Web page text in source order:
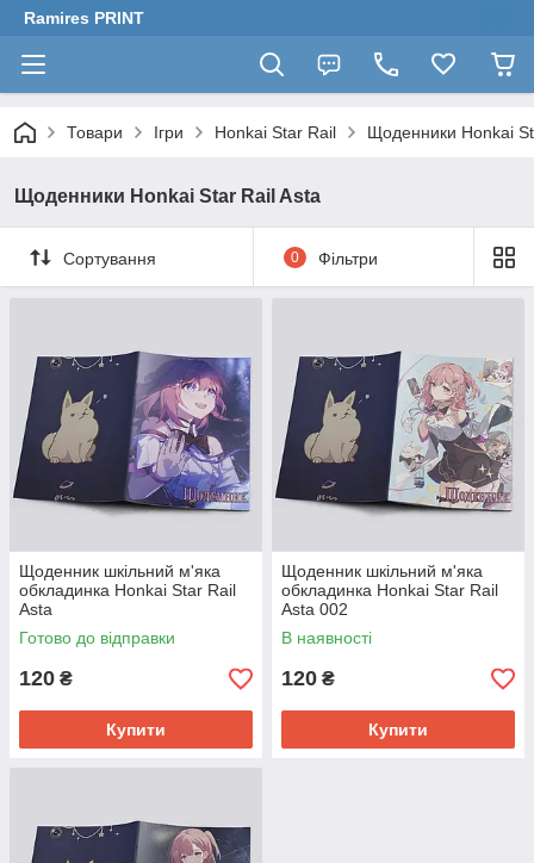
Ramires PRINT
Товари Ігри Honkai Star Rail Щоденники Honkai
Щоденники Honkai Star Rail Asta
Сортування 0 Фільтри
Щоденник шкільний м'яка
обкладинка Honkai Star Rail
Asta
Готово до відправки
120 ₴
Купити
Щоденник шкільний м'яка
обкладинка Honkai Star Rail
Asta 002
В наявності
120 ₴
Купити